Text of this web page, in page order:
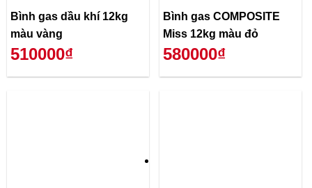
Bình gas dầu khí 12kg
màu vàng
510000₫
Bình gas COMPOSITE
Miss 12kg màu đỏ
580000₫